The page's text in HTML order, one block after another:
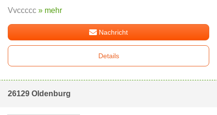
Vvccccc » mehr
Nachricht
Details
26129 Oldenburg